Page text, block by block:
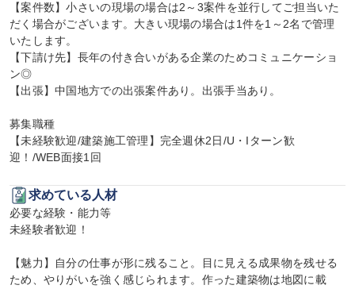
【案件数】小さいの現場の場合は2～3案件を並行してご担当いた
だく場合がございます。大きい現場の場合は1件を1～2名で管理
いたします。
【下請け先】長年の付き合いがある企業のためコミュニケーショ
ン◎
【出張】中国地方での出張案件あり。出張手当あり。
募集職種
【未経験歓迎/建築施工管理】完全週休2日/U・Iターン歓
迎！/WEB面接1回
求めている人材
必要な経験・能力等
未経験者歓迎！
【魅力】自分の仕事が形に残ること。目に見える成果物を残せる
ため、やりがいを強く感じられます。作った建築物は地図に載